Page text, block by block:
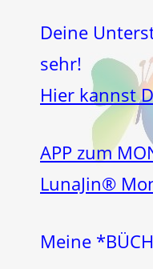
Deine
sehr!
Hier kannst
APP zum
LunaJin®
Meine